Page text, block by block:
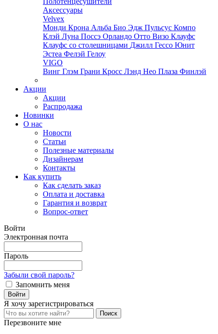
Аксессуары
Velvex
Монди Крона Альба Био Эдж Пульсус Компо
Клэй Луна Поссэ Орландо Отто Визо Клауфс
Клауфс со столешницами Джилл Гессо Юнит
Эстеа Фелэй Гелоу
VIGO
Винг Глэм Грани Кросс Лэнд Нео Плаза Финлэй
Акции
Акции
Распродажа
Новинки
О нас
Новости
Статьи
Полезные материалы
Дизайнерам
Контакты
Как купить
Как сделать заказ
Оплата и доставка
Гарантия и возврат
Вопрос-ответ
Войти
Электронная почта
Пароль
Забыли свой пароль?
Запомнить меня
Я хочу зарегистрироваться
Перезвоните мне